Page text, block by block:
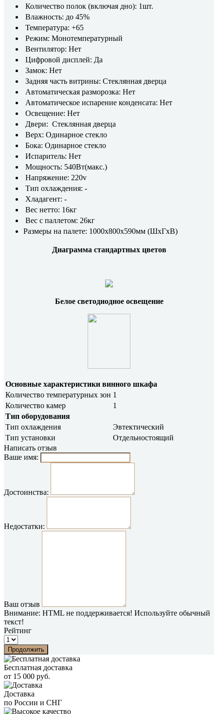
Количество полок (включая дно): 1шт.
Влажность: до 45%
Температура: +65
Режим: Монотемпературный
Вентилятор: Нет
Цифровой дисплей: Да
Замок: Нет
Задняя часть витрины: Стеклянная дверца
Автоматическая разморозка: Нет
Автоматическое испарение конденсата: Нет
Освещение: Нет
Двери: Стеклянная дверца
Верх: Одинарное стекло
Бока: Одинарное стекло
Испаритель: Нет
Мощность: 540Вт(макс.)
Напряжение: 220v
Тип охлаждения: -
Хладагент: -
Вес нетто: 16кг
Вес с паллетом: 26кг
Размеры на палете: 1000x800x590мм (ШхГхВ)
Диаграмма стандартных цветов
Белое светодиодное освещение
Основные характеристики винного шкафа
Количество температурных зон 1
Количество камер
1
Тип оборудования
Тип охлаждения
Эвтектический
Тип установки
Отдельностоящий
Написать отзыв
Ваше имя:
Достоинства:
Недостатки:
Ваш отзыв
Внимание: HTML не поддерживается! Используйте обычный
текст!
Рейтинг
Продолжить
Бесплатная доставка
от 15 000 руб.
Доставка
по России и СНГ